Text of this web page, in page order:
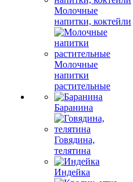
Молочные
напитки, коктейли
Молочные
напитки
растительные
Баранина
Говядина,
телятина
Индейка